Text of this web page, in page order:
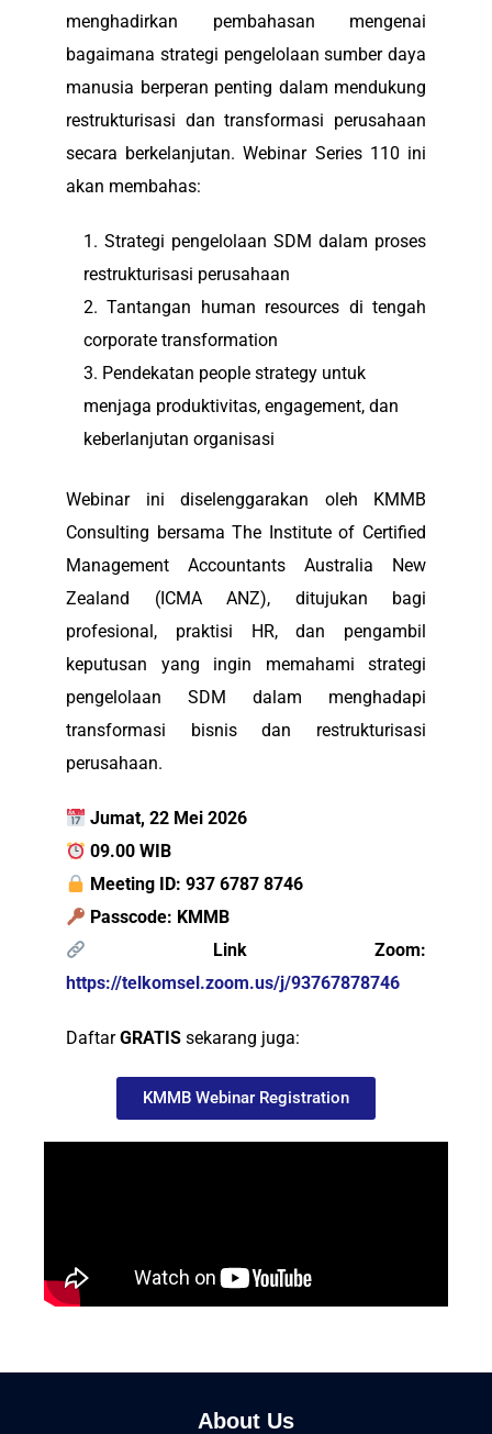
menghadirkan pembahasan mengenai
bagaimana strategi pengelolaan sumber daya
manusia berperan penting dalam mendukung
restrukturisasi dan transformasi perusahaan
secara berkelanjutan. Webinar Series 110 ini
akan membahas:
Strategi pengelolaan SDM dalam proses
restrukturisasi perusahaan
Tantangan human resources di tengah
corporate transformation
Pendekatan people strategy untuk
menjaga produktivitas, engagement, dan
keberlanjutan organisasi
Webinar ini diselenggarakan oleh KMMB
Consulting bersama The Institute of Certified
Management Accountants Australia New
Zealand (ICMA ANZ), ditujukan bagi
profesional, praktisi HR, dan pengambil
keputusan yang ingin memahami strategi
pengelolaan SDM dalam menghadapi
transformasi bisnis dan restrukturisasi
perusahaan.
Jumat, 22 Mei 2026
09.00 WIB
Meeting ID: 937 6787 8746
Passcode: KMMB
Link Zoom:
https://telkomsel.zoom.us/j/93767878746
DaftarGRATIS sekarang juga:
KMMB Webinar Registration
About Us